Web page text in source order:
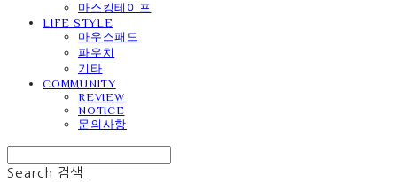
마스킹테이프
LIFE STYLE
마우스패드
파우치
기타
COMMUNITY
REVIEW
NOTICE
문의사항
Search 검색